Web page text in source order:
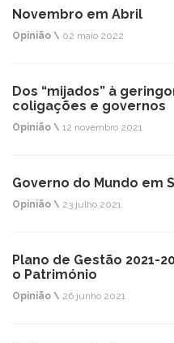
Novembro em Abril
Opinião \ 02 maio 2022
Dos “mijados” à
coligações e governos
Opinião \ 12 novembro 2021
Governo do Mundo em
Opinião \ 23 julho 2021
Plano de Gestão 2021-
o Património
Opinião \ 26 junho 2021